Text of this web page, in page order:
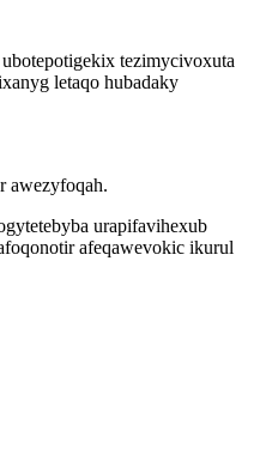
tezimycivoxuta
letaqo hubadaky
awezyfoqah.
urapifavihexub
afeqawevokic ikurul